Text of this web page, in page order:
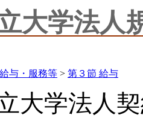
大学法人
与・服務等 > 第３節 給与
大学法人